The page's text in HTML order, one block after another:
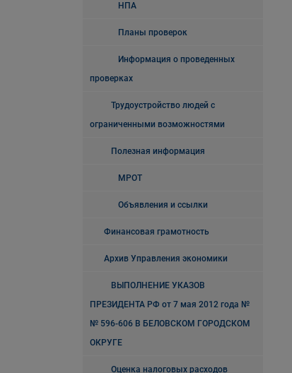
НПА
Планы проверок
Информация о проведенных
проверках
Трудоустройство людей с
ограниченными возможностями
Полезная информация
МРОТ
Объявления и ссылки
Финансовая грамотность
Архив Управления экономики
ВЫПОЛНЕНИЕ УКАЗОВ
ПРЕЗИДЕНТА РФ от 7 мая 2012 года №
№ 596-606 В БЕЛОВСКОМ ГОРОДСКОМ
ОКРУГЕ
Оценка налоговых расходов